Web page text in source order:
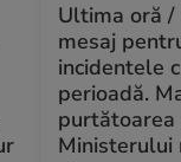
Ultima oră /
mesaj
incidentele
perioadă.
purtătoarea
Ministerului